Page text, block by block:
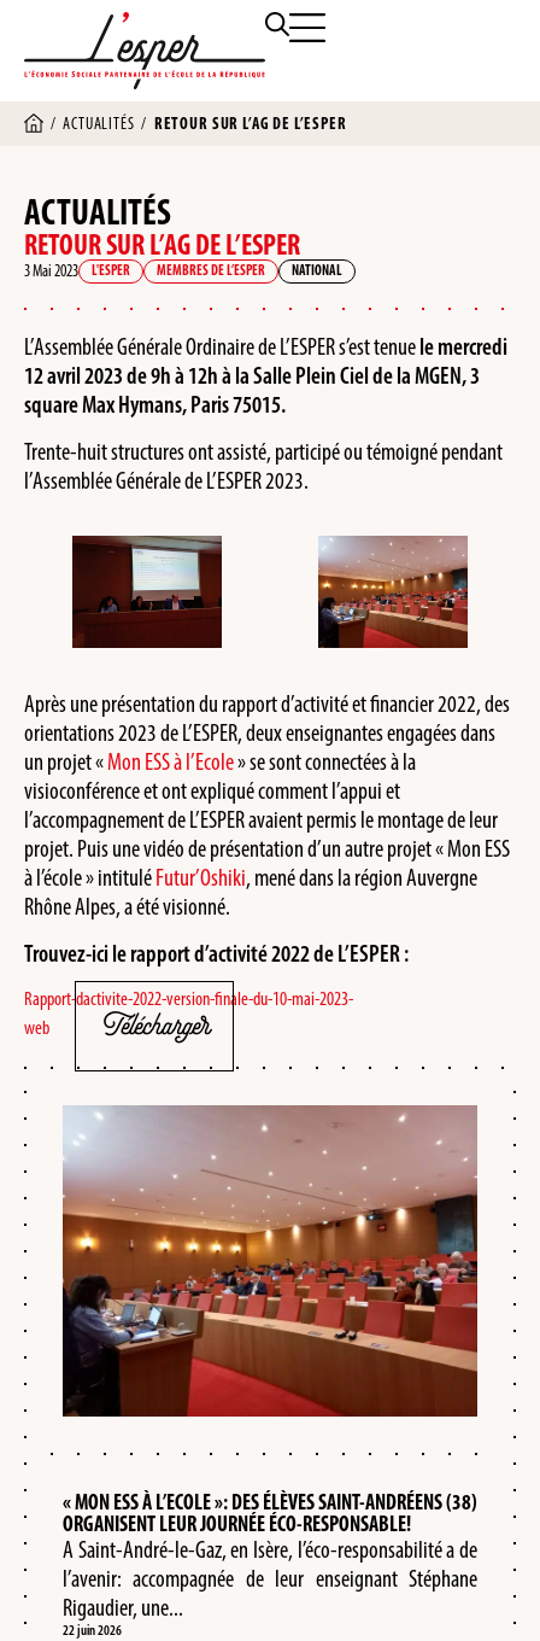
/ACTUALITÉS / RETOUR SUR L’AG DE L’ESPER
ACTUALITÉS
RETOUR SUR L’AG DE L’ESPER
3 Mai 2023 L'ESPER MEMBRES DE L’ESPER NATIONAL
L’Assemblée Générale Ordinaire de L’ESPER s’est tenuele mercredi
12 avril 2023 de 9h à 12h à la Salle Plein Ciel de la MGEN, 3
square Max Hymans, Paris 75015.
Trente-huit structures ont assisté, participé ou témoigné pendant
l’Assemblée Générale de L’ESPER 2023.
Après une présentation du rapport d’activité et financier 2022, des
orientations 2023 de L’ESPER, deux enseignantes engagées dans
un projet «Mon ESS à l’Ecole» se sont connectées à la
visioconférence et ont expliqué comment l’appui et
l’accompagnement de L’ESPER avaient permis le montage de leur
projet. Puis une vidéo de présentation d’un autre projet « Mon ESS
à l’école » intituléFutur’Oshiki, mené dans la région Auvergne
Rhône Alpes, a été visionné.
Trouvez-ici le rapport d’activité 2022 de L’ESPER :
Rapport-dactivite-2022-version-finale-du-10-mai-2023-
web
Télécharger
« MON ESS À L’ECOLE »: DES ÉLÈVES SAINT-ANDRÉENS (38)
ORGANISENT LEUR JOURNÉE ÉCO-RESPONSABLE!
A Saint-André-le-Gaz, en Isère, l’éco-responsabilité a de
l’avenir: accompagnée de leur enseignant Stéphane
Rigaudier, une...
22 juin 2026